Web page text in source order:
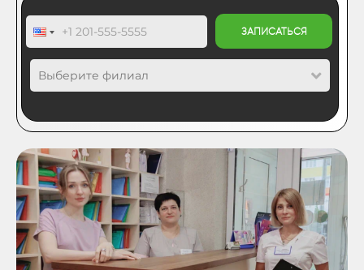
ЗАПИСАТЬСЯ
Выберите филиал